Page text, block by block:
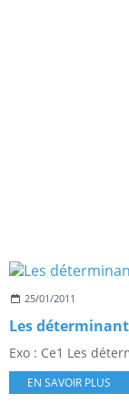
25/01/2011
Les
Exo : Ce1 Les
EN SAVOIR PLUS